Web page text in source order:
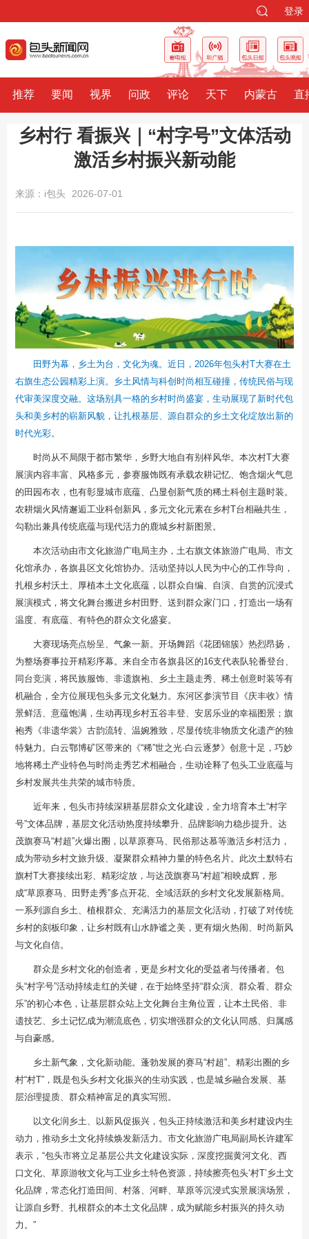
登录
推荐 要闻 视界 问政 评论 天下 内蒙古 直
乡村行 看振兴｜“村字号”文体活动
激活乡村振兴新动能
来源：i包头 2026-07-01
田野为幕，乡土为台，文化为魂。近日，2026年包头村T大赛在土
右旗生态公园精彩上演。乡土风情与科创时尚相互碰撞，传统民俗与现
代审美深度交融。这场别具一格的乡村时尚盛宴，生动展现了新时代包
头和美乡村的崭新风貌，让扎根基层、源自群众的乡土文化绽放出新的
时代光彩。
时尚从不局限于都市繁华，乡野大地自有别样风华。本次村T大赛
展演内容丰富、风格多元，参赛服饰既有承载农耕记忆、饱含烟火气息
的田园布衣，也有彰显城市底蕴、凸显创新气质的稀土科创主题时装。
农耕烟火风情邂逅工业科创新风，多元文化元素在乡村T台相融共生，
勾勒出兼具传统底蕴与现代活力的鹿城乡村新图景。
本次活动由市文化旅游广电局主办，土右旗文体旅游广电局、市文
化馆承办，各旗县区文化馆协办。活动坚持以人民为中心的工作导向，
扎根乡村沃土、厚植本土文化底蕴，以群众自编、自演、自赏的沉浸式
展演模式，将文化舞台搬进乡村田野、送到群众家门口，打造出一场有
温度、有底蕴、有特色的群众文化盛宴。
大赛现场亮点纷呈、气象一新。开场舞蹈《花团锦簇》热烈昂扬，
为整场赛事拉开精彩序幕。来自全市各旗县区的16支代表队轮番登台、
同台竞演，将民族服饰、非遗旗袍、乡土主题走秀、稀土创意时装等有
机融合，全方位展现包头多元文化魅力。东河区参演节目《庆丰收》情
景鲜活、意蕴饱满，生动再现乡村五谷丰登、安居乐业的幸福图景；旗
袍秀《非遗华裳》古韵流转、温婉雅致，尽显传统非物质文化遗产的独
特魅力。白云鄂博矿区带来的《“稀”世之光·白云逐梦》创意十足，巧妙
地将稀土产业特色与时尚走秀艺术相融合，生动诠释了包头工业底蕴与
乡村发展共生共荣的城市特质。
近年来，包头市持续深耕基层群众文化建设，全力培育本土“村字
号”文体品牌，基层文化活动热度持续攀升、品牌影响力稳步提升。达
茂旗赛马“村超”火爆出圈，以草原赛马、民俗那达慕等激活乡村活力，
成为带动乡村文旅升级、凝聚群众精神力量的特色名片。此次土默特右
旗村T大赛接续出彩、精彩绽放，与达茂旗赛马“村超”相映成辉，形
成“草原赛马、田野走秀”多点开花、全域活跃的乡村文化发展新格局。
一系列源自乡土、植根群众、充满活力的基层文化活动，打破了对传统
乡村的刻板印象，让乡村既有山水静谧之美，更有烟火热闹、时尚新风
与文化自信。
群众是乡村文化的创造者，更是乡村文化的受益者与传播者。包
头“村字号”活动持续走红的关键，在于始终坚持“群众演、群众看、群众
乐”的初心本色，让基层群众站上文化舞台主角位置，让本土民俗、非
遗技艺、乡土记忆成为潮流底色，切实增强群众的文化认同感、归属感
与自豪感。
乡土新气象，文化新动能。蓬勃发展的赛马“村超”、精彩出圈的乡
村“村T”，既是包头乡村文化振兴的生动实践，也是城乡融合发展、基
层治理提质、群众精神富足的真实写照。
以文化润乡土、以新风促振兴，包头正持续激活和美乡村建设内生
动力，推动乡土文化持续焕发新活力。市文化旅游广电局副局长许建军
表示，“包头市将立足基层公共文化建设实际，深度挖掘黄河文化、西
口文化、草原游牧文化与工业乡土特色资源，持续擦亮包头‘村T’乡土文
化品牌，常态化打造田间、村落、河畔、草原等沉浸式实景展演场景，
让源自乡野、扎根群众的本土文化品牌，成为赋能乡村振兴的持久动
力。”